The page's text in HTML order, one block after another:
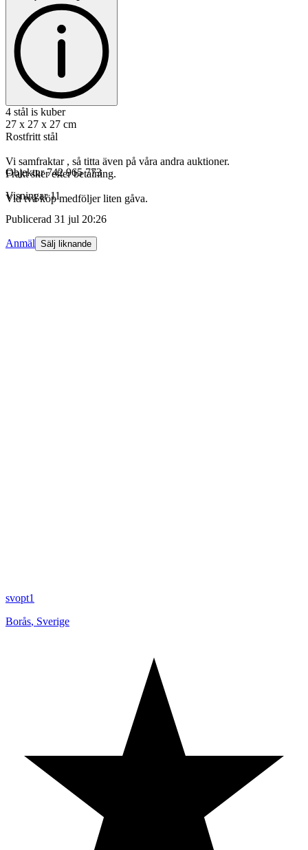
4 stål is kuber
27 x 27 x 27 cm
Rostfritt stål
Vi samfraktar , så titta även på våra andra auktioner.
Frakt sker efter betalning.
Vid två köp medföljer liten gåva.
Objektnr 742 965 773
Visningar 11
Publicerad 31 jul 20:26
Anmäl Sälj liknande
svopt1
Borås, Sverige